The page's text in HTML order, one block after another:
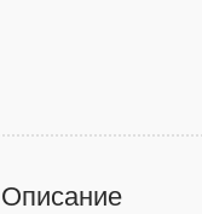
Описание